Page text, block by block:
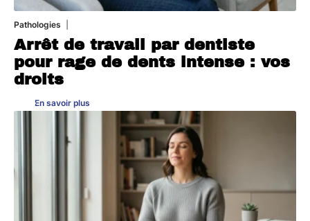
Pathologies
Arrêt de travail par dentiste
pour rage de dents intense : vos
droits
En savoir plus